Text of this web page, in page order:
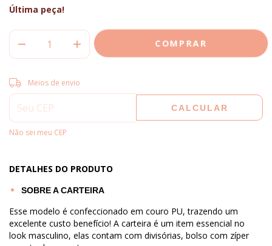
Última peça!
Entregas para o CEP:
Meios de envio
CALCULAR
Não sei meu CEP
DETALHES DO PRODUTO
SOBRE A CARTEIRA
Esse modelo é confeccionado em couro PU, trazendo um
excelente custo benefício! A carteira é um item essencial no
look masculino, elas contam com divisórias, bolso com zíper